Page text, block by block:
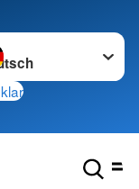
wechseln zu